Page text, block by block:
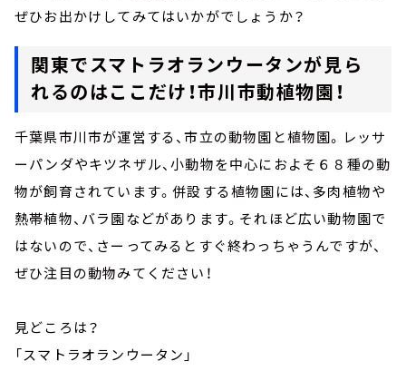
ぜひお出かけしてみてはいかがでしょうか？
関東でスマトラオランウータンが見ら
れるのはここだけ！市川市動植物園！
千葉県市川市が運営する、市立の動物園と植物園。レッサ
ーパンダやキツネザル、小動物を中心におよそ６８種の動
物が飼育されています。併設する植物園には、多肉植物や
熱帯植物、バラ園などがあります。それほど広い動物園で
はないので、さーってみるとすぐ終わっちゃうんですが、
ぜひ注目の動物みてください！
見どころは？
「スマトラオランウータン」